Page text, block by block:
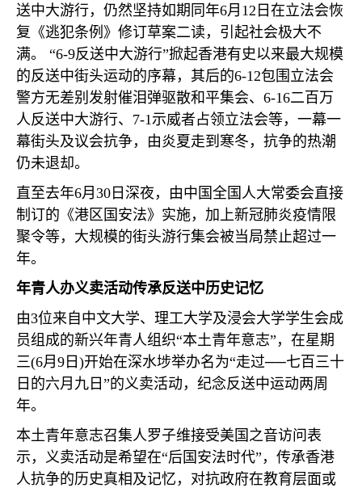
送中大游行，仍然坚持如期同年6月 12 日在立法会恢
复《逃犯条例》修订草案二读，引起社会极大不
满。 “6-9反送中大游行”掀起香港有史以来最大规模
的反送中街头运动的序幕，其后的6-12包围立法会
警方无差别发射催泪弹驱散和平集会、 6-16二百万
人反送中大游行、 7-1示威者占领立法会等，一幕一
幕街头及议会抗争，由炎夏走到寒冬，抗争的热潮
仍未退却。
直至去年6月 30 日深夜，由中国全国人大常委会直接
制订的《港区国安法》实施，加上新冠肺炎疫情限
聚令等，大规模的街头游行集会被当局禁止超过一
年。
年青人办义卖活动传承反送中历史记忆
由3位来自中文大学、理工大学及浸会大学学生会成
员组成的新兴年青人组织“本土青年意志”，在星期
三(6月 9 日 )开始在深水埗举办名为“走过──七百三十
日的六月九日”的义卖活动，纪念反送中运动两周
年。
本土青年意志召集人罗子维接受美国之音访问表
示，义卖活动是希望在“后国安法时代”，传承香港
人抗争的历史真相及记忆，对抗政府在教育层面或